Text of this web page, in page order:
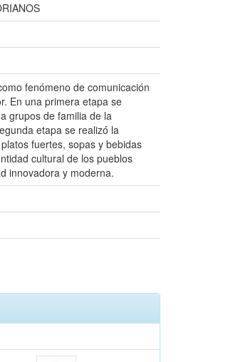
fenómeno de comunicación
En una primera etapa se
grupos de familia de la
etapa se realizó́ la
fuertes, sopas y bebidas
cultural de los pueblos
innovadora y moderna.